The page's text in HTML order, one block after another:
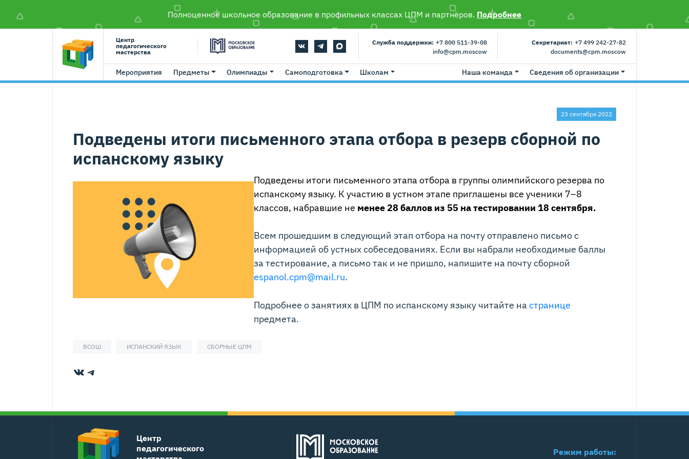
Полноценное школьное образование в профильных классах ЦПМ и партнёров. Подробнее
Центр
педагогического
мастерства
Служба поддержки: +7 800 511-39-08
info@cpm.moscow
Секретариат: +7 499 242-27-82
documents@cpm.moscow
Мероприятия Предметы Олимпиады Самоподготовка Школам Наша команда Сведения об организации
23 сентября 2022
Подведены итоги письменного этапа отбора в резерв сборной по
испанскому языку
Подведены итоги письменного этапа отбора в группы олимпийского резерва по
испанскому языку. К участию в устном этапе приглашены все ученики 7–8
классов, набравшие не менее 28 баллов из 55 на тестировании 18 сентября.
Всем прошедшим в следующий этап отбора на почту отправлено письмо с
информацией об устных собеседованиях. Если вы набрали необходимые баллы
за тестирование, а письмо так и не пришло, напишите на почту сборной
espanol.cpm@mail.ru.
Подробнее о занятиях в ЦПМ по испанскому языку читайте настранице
предмета.
ВСОШ ИСПАНСКИЙ ЯЗЫК СБОРНЫЕ ЦПМ
ВКонтакте
Telegram
Центр
педагогического
Режим работы: